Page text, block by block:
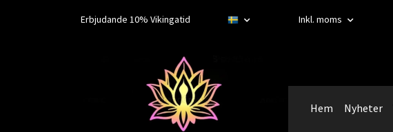
Erbjudande 10% Vikingatid Inkl. moms
Hem Nyheter